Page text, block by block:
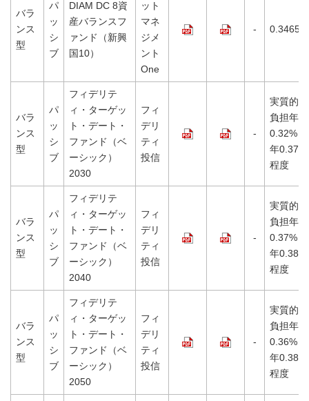
バラ
ンス
型
パ
ッ
シ
ブ
DIAM DC 8資
産バランスフ
ァンド（新興
国10）
ット
マネ
ジメ
ント
One
- 0.3465%
バラ
ンス
型
パ
ッ
シ
ブ
フィデリテ
ィ・ターゲッ
ト・デート・
ファンド（ベ
ーシック）
2030
フィ
デリ
ティ
投信
-
実質的な
負担年
0.32%～
年0.37%
程度
バラ
ンス
型
パ
ッ
シ
ブ
フィデリテ
ィ・ターゲッ
ト・デート・
ファンド（ベ
ーシック）
2040
フィ
デリ
ティ
投信
-
実質的な
負担年
0.37%～
年0.38%
程度
バラ
ンス
型
パ
ッ
シ
ブ
フィデリテ
ィ・ターゲッ
ト・デート・
ファンド（ベ
ーシック）
2050
フィ
デリ
ティ
投信
-
実質的な
負担年
0.36%～
年0.38%
程度